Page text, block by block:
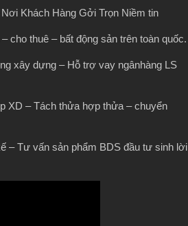
Khách Hàng Gởi Trọn Niềm tin
cho thuê – bất động sản trên toàn quốc.
xây dựng – Hỗ trợ vay ngânhàng LS
XD – Tách thửa hợp thửa – chuyển
– Tư vấn sản phẩm BDS đầu tư sinh lời